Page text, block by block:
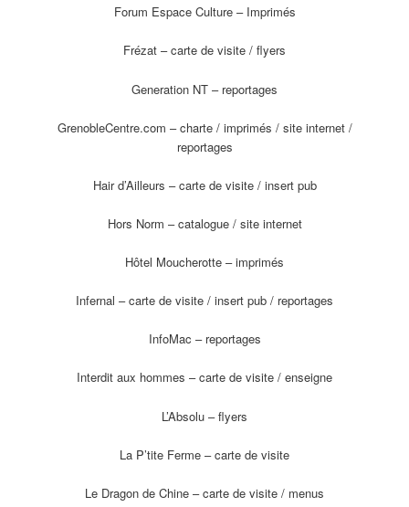
Forum Espace Culture – Imprimés
Frézat – carte de visite / flyers
Generation NT – reportages
GrenobleCentre.com – charte / imprimés / site internet /
reportages
Hair d’Ailleurs – carte de visite / insert pub
Hors Norm – catalogue / site internet
Hôtel Moucherotte – imprimés
Infernal – carte de visite / insert pub / reportages
InfoMac – reportages
Interdit aux hommes – carte de visite / enseigne
L’Absolu – flyers
La P’tite Ferme – carte de visite
Le Dragon de Chine – carte de visite / menus